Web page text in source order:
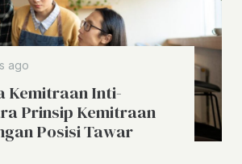
ago
Kemitraan Inti-
Prinsip Kemitraan
Posisi Tawar